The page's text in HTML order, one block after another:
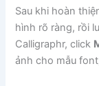
Sau khi hoàn
hình rõ ràng, rồi
Calligraphr, click
ảnh cho mẫu